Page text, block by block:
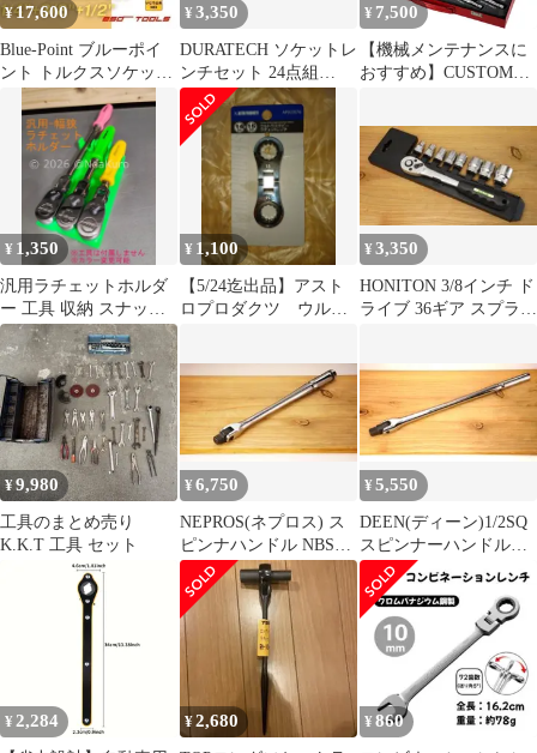
¥17,600
Blue-Point ブルーポイ
ント トルクスソケット
いじり止め 工具セット
¥3,350
DURATECH ソケットレ
ンチセット 24点組
【3in1ラチェットヘッ
ド】
¥ 7,500
【機械メンテナンスに
おすすめ】CUSTOM
ット｜クロームバナジ
ウム鋼使用｜6.3mm・
12.7mm対応 ｜メタル
ケース付
¥ 1,350
汎用ラチェットホルダ
ー 工具 収納 スナップ
オン等 キャビネット
¥ 1,100
【5/24迄出品】アスト
ロプロダクツ ウルト
¥3,350
HONITON 3/8インチ ド
ライブ 36ギア スプライ
¥9,980
工具のまとめ売り
K.K.T 工具 セット
¥6,750
NEPROS(ネプロス) ス
ピンナハンドル NBS3
3/8DR 全長300mm
¥5,550
DEEN(ディーン)1/2SQ
スピンナーハンドル
380mm DNBS4-15
¥ 2,284 ¥2,680 ¥ 860